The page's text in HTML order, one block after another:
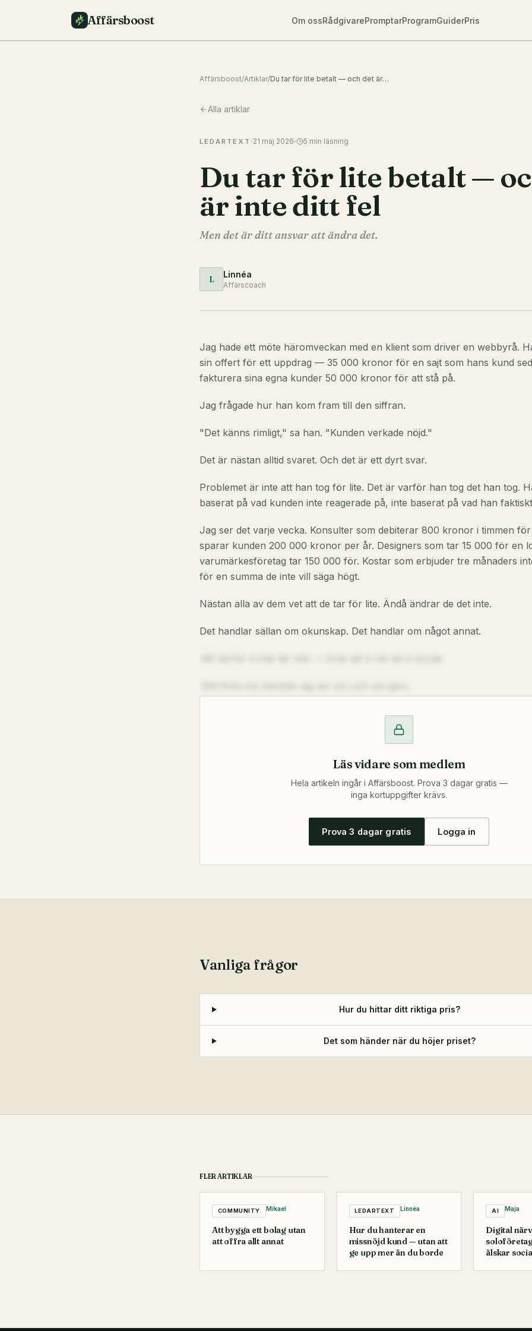
Affärsboost Om ossRådgivarePromptarProgramGuiderPris
Affärsboost/Artiklar/ Du tar för lite betalt — och det är inte ditt fel
Alla artiklar
LEDARTEXT ·21 maj 2026· 5 min läsning
Du tar för lite betalt —
är inte ditt fel
Men det är ditt ansvar att ändra det.
L Linnéa
Affärscoach
Jag hade ett möte häromveckan med en klient som driver en webbyrå.
sin offert för ett uppdrag — 35 000 kronor för en sajt som hans kund
fakturera sina egna kunder 50 000 kronor för att stå på.
Jag frågade hur han kom fram till den siffran.
"Det känns rimligt," sa han. "Kunden verkade nöjd."
Det är nästan alltid svaret. Och det är ett dyrt svar.
Problemet är inte att han tog för lite. Det är varför han tog det han tog.
baserat på vad kunden inte reagerade på, inte baserat på vad han
Jag ser det varje vecka. Konsulter som debiterar 800 kronor i timmen
sparar kunden 200 000 kronor per år. Designers som tar 15 000 för en
varumärkesföretag tar 150 000 för. Kostar som erbjuder tre månaders
för en summa de inte vill säga högt.
Nästan alla av dem vet att de tar för lite. Ändå ändrar de det inte.
Det handlar sällan om okunskap. Det handlar om något annat.
Läs vidare som medlem
Hela artikeln ingår i Affärsboost. Prova 3 dagar gratis —
inga kortuppgifter krävs.
Prova 3 dagar gratis Logga in
Vanliga frågor
Hur du hittar ditt riktiga pris?
Det som händer när du höjer priset?
FLER ARTIKLAR
COMMUNITY Mikael
Att bygga ett bolag utan
att offra allt annat
LEDARTEXT Linnéa
Hur du hanterar en
missnöjd kund — utan att
ge upp mer än du borde
AI Maja
Digital
älskar